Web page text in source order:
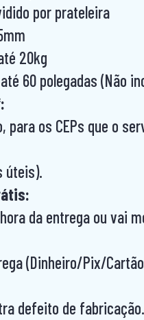
por prateleira
20kg
60 polegadas (Não
para os CEPs que o
úteis).
da entrega ou vai
(Dinheiro/Pix/
defeito de fabricação.